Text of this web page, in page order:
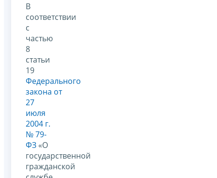
В
соответствии
с
частью
8
статьи
19
Федерального
закона от
27
июля
2004 г.
№ 79-
ФЗ «О
государственной
гражданской